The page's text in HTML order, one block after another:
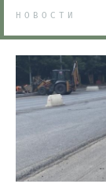
НОВОСТИ